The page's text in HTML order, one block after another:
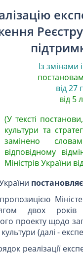
Із
від 27
від 5
(У тексті
культури та
замінено
відповідному
Міністрів України
постановляє
двох
проекту щодо
(далі -
реалізації